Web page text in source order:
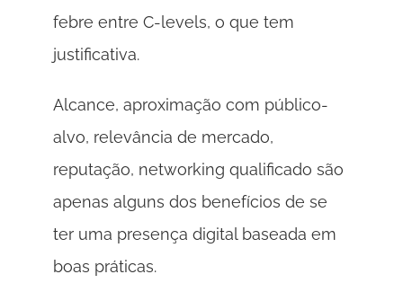
febre entre C-levels, o que tem
justificativa.
Alcance, aproximação com público-
alvo, relevância de mercado,
reputação, networking qualificado são
apenas alguns dos benefícios de se
ter uma presença digital baseada em
boas práticas.